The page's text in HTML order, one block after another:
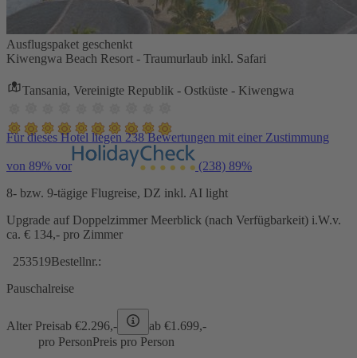
Ausflugspaket geschenkt
Kiwengwa Beach Resort - Traumurlaub inkl. Safari
Tansania, Vereinigte Republik - Ostküste - Kiwengwa
Für dieses Hotel liegen 238 Bewertungen mit einer Zustimmung
von 89% vor (238) 89%
8- bzw. 9-tägige Flugreise, DZ inkl. AI light
Upgrade auf Doppelzimmer Meerblick (nach Verfügbarkeit) i.W.v.
ca. € 134,- pro Zimmer
253519Bestellnr.:
Pauschalreise
Alter Preisab €2.296,- ab €1.699,-
pro PersonPreis pro Person